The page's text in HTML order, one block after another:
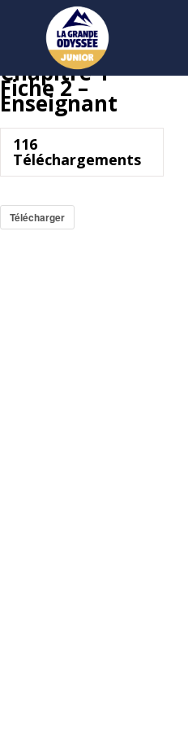
Chapitre 1 –
Fiche 2 –
Enseignant
116
Téléchargements
Télécharger